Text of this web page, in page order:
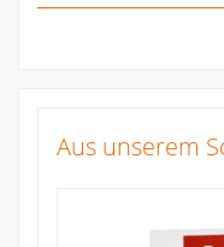
Aus unserem